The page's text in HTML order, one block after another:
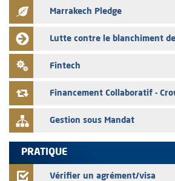
31/07/2026
L’AMMC met sur son site internet les
émetteurs du 30 au 31 juillet 2026
31/07/2026
VEOLIA ENVIRONNEMENT – L’AMMC vise le
à l'augmentation de capital réservée aux
Marrakech Pledge
Lutte contre le blanchiment
Fintech
Financement Collaboratif -
Gestion sous Mandat
PRATIQUE
Vérifier un agrément/visa